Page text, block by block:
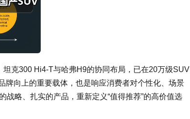
克300 Hi4-T与哈弗H9的协同布局，已在20万级SUV
牌向上的重要载体，也是响应消费者对个性化、场景
略、扎实的产品，重新定义“值得推荐”的高价值选